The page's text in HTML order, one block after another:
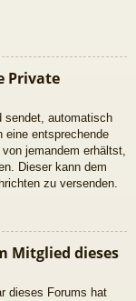
Private
sendet, automatisch
eine entsprechende
jemandem erhältst,
Dieser kann dem
zu versenden.
Mitglied dieses
dieses Forums hat